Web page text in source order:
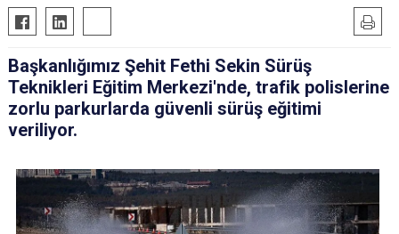
Başkanlığımız Şehit Fethi Sekin Sürüş
Teknikleri Eğitim Merkezi'nde, trafik polislerine
zorlu parkurlarda güvenli sürüş eğitimi
veriliyor.